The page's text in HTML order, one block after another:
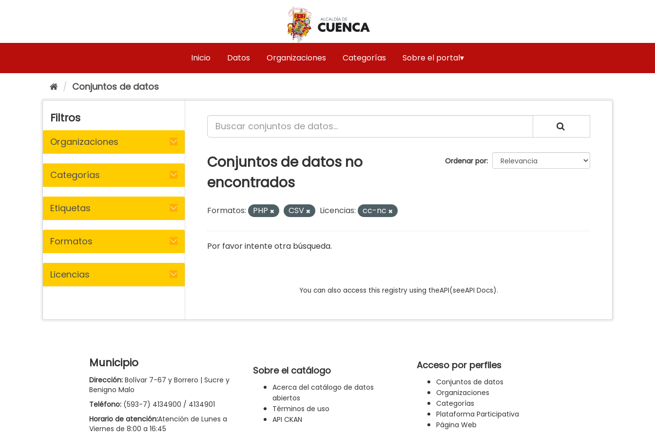
Inicio Datos Organizaciones Categorías Sobre el portal▾
Conjuntos de datos
Filtros
Organizaciones
Categorías
Etiquetas
Formatos
Licencias
Ordenar por
Conjuntos de datos no
encontrados
Formatos: PHP CSV Licencias: cc-nc
Por favor intente otra búsqueda.
You can also access this registry using theAPI(seeAPI Docs).
Municipio
Dirección: Bolívar 7-67 y Borrero | Sucre y
Benigno Malo
Teléfono: (593-7) 4134900 / 4134901
Horario de atención:Atención de Lunes a
Viernes de 8:00 a 16:45
Sobre el catálogo
Acerca del catálogo de datos
abiertos
Términos de uso
API CKAN
Acceso por perfiles
Conjuntos de datos
Organizaciones
Categorías
Plataforma Participativa
Página Web